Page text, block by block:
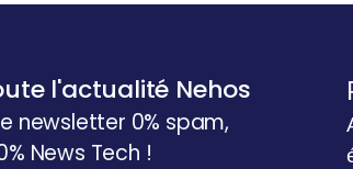
l'actualité Nehos
newsletter 0% spam,
News Tech !